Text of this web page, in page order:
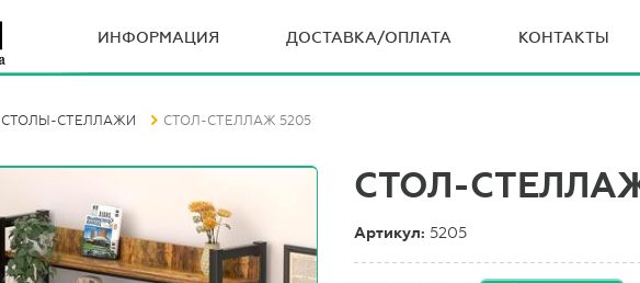
ИНФОРМАЦИЯ ДОСТАВКА/ОПЛАТА КОНТАКТЫ
СТОЛЫ-СТЕЛЛАЖИ СТОЛ-СТЕЛЛАЖ 5205
СТОЛ-
Артикул: 5205